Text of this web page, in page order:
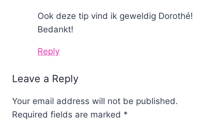
Ook deze tip vind ik geweldig Dorothé!
Bedankt!
Reply
Leave a Reply
Your email address will not be published.
Required fields are marked *